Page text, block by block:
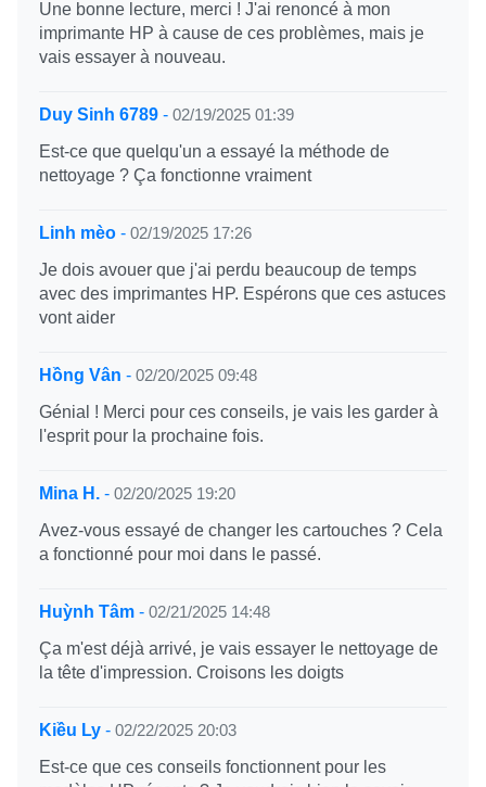
Une bonne lecture, merci ! J'ai renoncé à mon
imprimante HP à cause de ces problèmes, mais je
vais essayer à nouveau.
Duy Sinh 6789 - 02/19/2025 01:39
Est-ce que quelqu'un a essayé la méthode de
nettoyage ? Ça fonctionne vraiment
Linh mèo - 02/19/2025 17:26
Je dois avouer que j'ai perdu beaucoup de temps
avec des imprimantes HP. Espérons que ces astuces
vont aider
Hồng Vân - 02/20/2025 09:48
Génial ! Merci pour ces conseils, je vais les garder à
l'esprit pour la prochaine fois.
Mina H. - 02/20/2025 19:20
Avez-vous essayé de changer les cartouches ? Cela
a fonctionné pour moi dans le passé.
Huỳnh Tâm - 02/21/2025 14:48
Ça m'est déjà arrivé, je vais essayer le nettoyage de
la tête d'impression. Croisons les doigts
Kiều Ly - 02/22/2025 20:03
Est-ce que ces conseils fonctionnent pour les